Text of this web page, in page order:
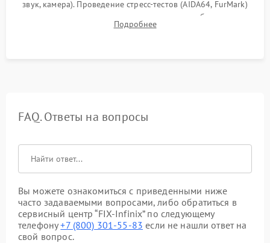
звук, камера). Проведение стресс-тестов (AIDA64, FurMark)
для контроля температурного режима и стабильности
системы под пиковой нагрузкой.
Подробнее
FAQ. Ответы на вопросы
Вы можете ознакомиться с приведенными ниже
часто задаваемыми вопросами, либо обратиться в
сервисный центр “FIX-Infinix” по следующему
телефону+7 (800) 301-55-83 если не нашли ответ на
свой вопрос.